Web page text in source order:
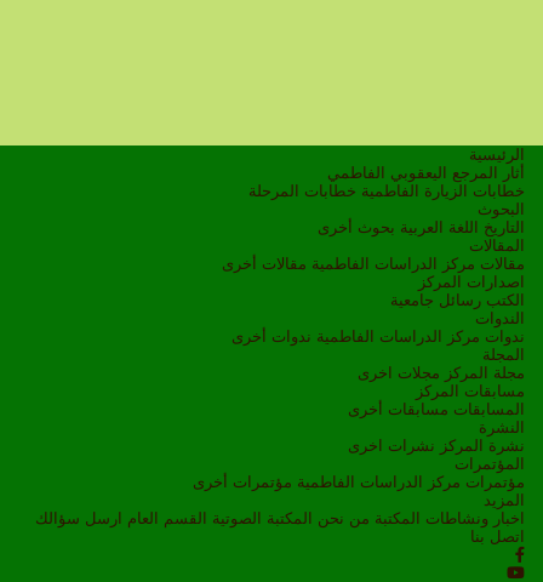
الرئيسية
أثار المرجع اليعقوبي الفاطمي
خطابات الزيارة الفاطمية خطابات المرحلة
البحوث
التاريخ
اللغة العربية بحوث أخرى
المقالات
مقالات مركز الدراسات الفاطمية مقالات أخرى
اصدارات المركز
الكتب رسائل جامعية
الندوات
ندوات مركز الدراسات الفاطمية ندوات أخرى
المجلة
مجلة المركز مجلات اخرى
مسابقات المركز
المسابقات مسابقات أخرى
النشرة
نشرة المركز نشرات اخرى
المؤتمرات
مؤتمرات مركز الدراسات الفاطمية مؤتمرات أخرى
المزيد
اخبار ونشاطات
المكتبة من نحن المكتبة الصوتية القسم العام ارسل سؤالك
اتصل بنا